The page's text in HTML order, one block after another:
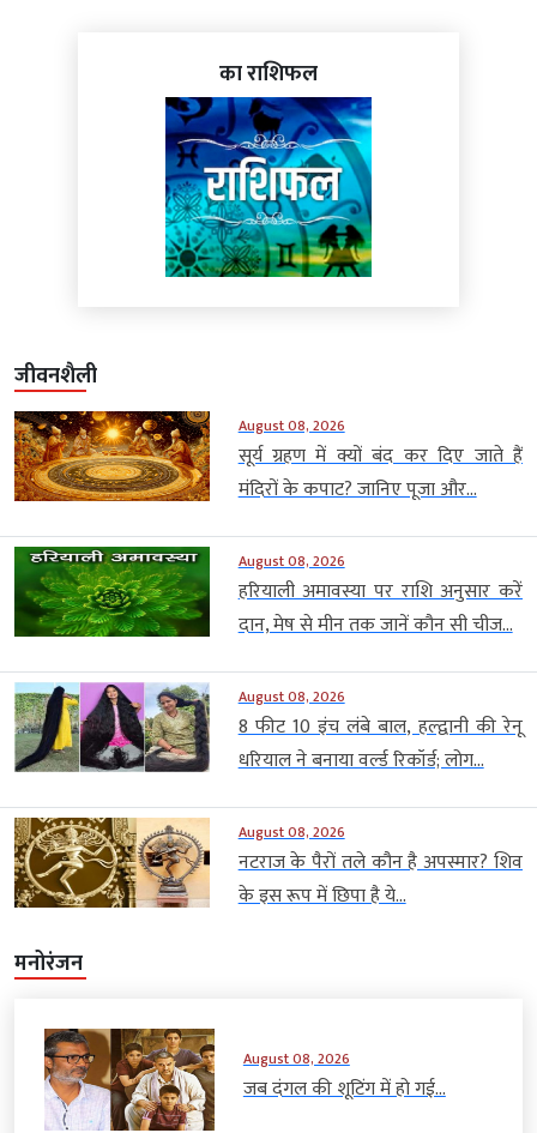
का राशिफल
जीवनशैली
August 08, 2026
सूर्य ग्रहण में क्यों बंद कर दिए जाते हैं
मंदिरों के कपाट? जानिए पूजा और...
August 08, 2026
हरियाली अमावस्या पर राशि अनुसार करें
दान, मेष से मीन तक जानें कौन सी चीज...
August 08, 2026
8 फीट 10 इंच लंबे बाल, हल्द्वानी की रेनू
धरियाल ने बनाया वर्ल्ड रिकॉर्ड; लोग...
August 08, 2026
नटराज के पैरों तले कौन है अपस्मार? शिव
के इस रूप में छिपा है ये...
मनोरंजन
August 08, 2026
जब दंगल की शूटिंग में हो गई...